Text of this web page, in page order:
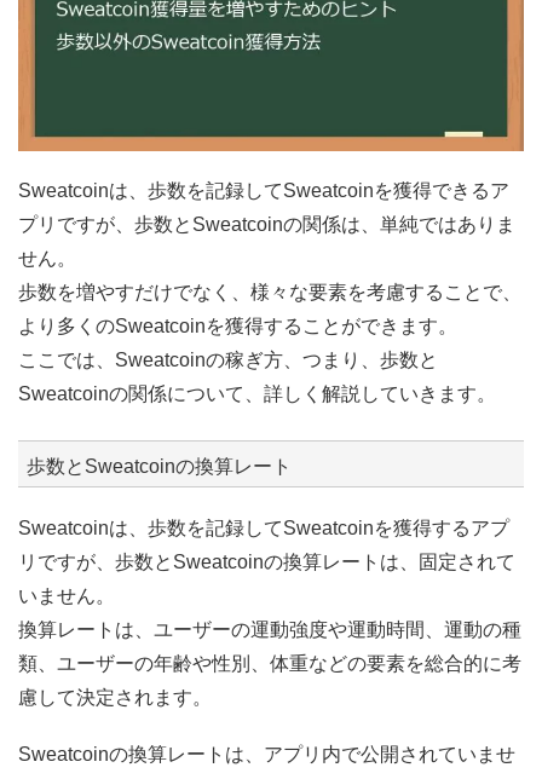
Sweatcoinは、歩数を記録してSweatcoinを獲得できるア
プリですが、歩数とSweatcoinの関係は、単純ではありま
せん。
歩数を増やすだけでなく、様々な要素を考慮することで、
より多くのSweatcoinを獲得することができます。
ここでは、Sweatcoinの稼ぎ方、つまり、歩数と
Sweatcoinの関係について、詳しく解説していきます。
歩数とSweatcoinの換算レート
Sweatcoinは、歩数を記録してSweatcoinを獲得するアプ
リですが、歩数とSweatcoinの換算レートは、固定されて
いません。
換算レートは、ユーザーの運動強度や運動時間、運動の種
類、ユーザーの年齢や性別、体重などの要素を総合的に考
慮して決定されます。
Sweatcoinの換算レートは、アプリ内で公開されていませ